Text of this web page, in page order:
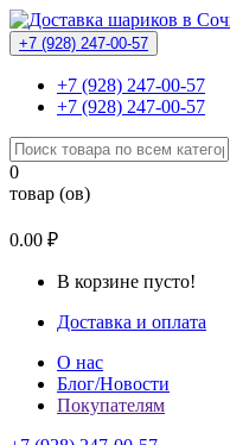
+7 (928) 247-00-57
+7 (928) 247-00-57
+7 (928) 247-00-57
0
товар (ов)
0.00 ₽
В корзине пусто!
Доставка и оплата
О нас
Блог/Новости
Покупателям